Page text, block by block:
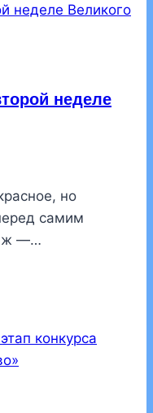
неделе
но
самим
ж —…